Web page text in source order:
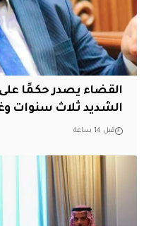
القضاء يصدر حكمًا
الشديد ثلاث سنوات
قبل 14 ساعة